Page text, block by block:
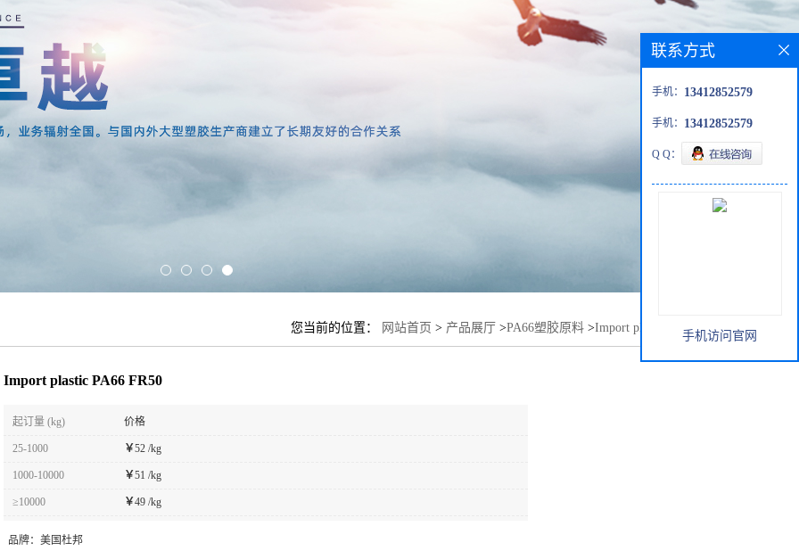
您当前的位置： 网站首页 > 产品展厅 >PA66塑胶原料 >Import plastic PA66 FR50
Import plastic PA66 FR50
起订量 (kg) 价格
25-1000 ￥52 /kg
1000-10000 ￥51 /kg
≥10000 ￥49 /kg
品牌： 美国杜邦
联系方式
手机： 13412852579
手机： 13412852579
Q Q：
手机访问官网